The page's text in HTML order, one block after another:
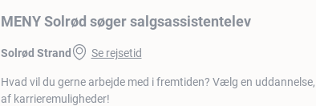
MENY Solrød søger salgsassistentelev
Solrød Strand Se rejsetid
Hvad vil du gerne arbejde med i fremtiden? Vælg en
af karrieremuligheder!